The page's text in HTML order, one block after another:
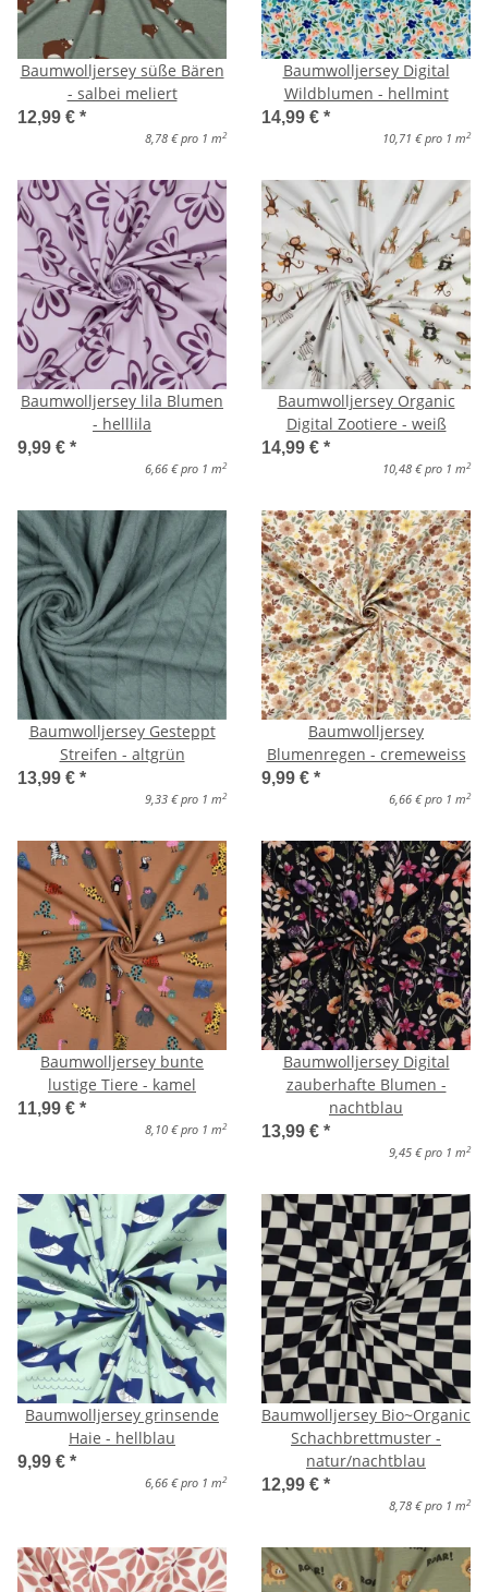
Baumwolljersey süße Bären
- salbei meliert
12,99 € *
8,78 € pro 1 m 2
Baumwolljersey Digital
Wildblumen - hellmint
14,99 € *
10,71 € pro 1 m 2
Baumwolljersey lila Blumen
- helllila
9,99 € *
6,66 € pro 1 m 2
Baumwolljersey Organic
Digital Zootiere - weiß
14,99 € *
10,48 € pro 1 m 2
Baumwolljersey Gesteppt
Streifen - altgrün
13,99 € *
9,33 € pro 1 m 2
Baumwolljersey
Blumenregen - cremeweiss
9,99 € *
6,66 € pro 1 m 2
Baumwolljersey bunte
lustige Tiere - kamel
11,99 € *
8,10 € pro 1 m 2
Baumwolljersey Digital
zauberhafte Blumen -
nachtblau
13,99 € *
9,45 € pro 1 m 2
Baumwolljersey grinsende
Haie - hellblau
9,99 € *
6,66 € pro 1 m 2
Baumwolljersey Bio~Organic
Schachbrettmuster -
natur/nachtblau
12,99 € *
8,78 € pro 1 m 2